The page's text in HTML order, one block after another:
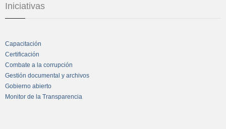
Iniciativas
Capacitación
Certificación
Combate a la corrupción
Gestión documental y archivos
Gobierno abierto
Monitor de la Transparencia